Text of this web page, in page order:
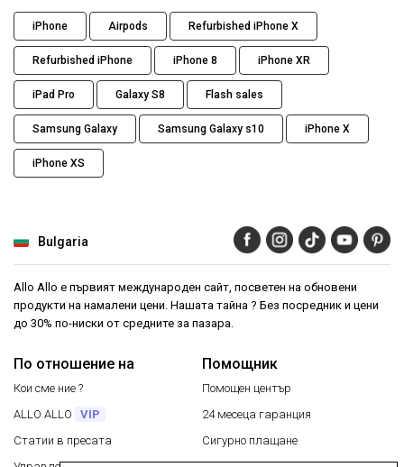
iPhone Airpods Refurbished iPhone X
Refurbished iPhone iPhone 8 iPhone XR
iPad Pro Galaxy S8 Flash sales
Samsung Galaxy Samsung Galaxy s10 iPhone X
iPhone XS
Bulgaria
Allo Allo е първият международен сайт, посветен на обновени
продукти на намалени цени. Нашата тайна ? Без посредник и цени
до 30% по-ниски от средните за пазара.
По отношение на
Кои сме ние ?
ALLO ALLO
VIP
Статии в пресата
Помощник
Помощен център
24 месеца гаранция
Сигурно плащане